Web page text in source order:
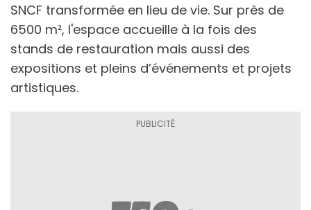
SNCF transformée en lieu de vie. Sur près de
6500 m², l'espace accueille à la fois des
stands de restauration mais aussi des
expositions et pleins d’événements et projets
artistiques.